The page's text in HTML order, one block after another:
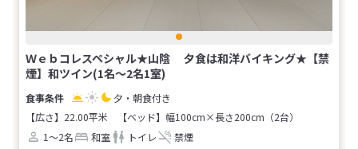
Ｗｅｂコレスペシャル★山陰 夕食は和洋バイキング★【禁
煙】和ツイン(1名～2名1室)
夕・朝食付き
【広さ】22.00平米
【ベッド】幅100cm×長さ200cm（2台）
1～2名
和室 トイレ 禁煙